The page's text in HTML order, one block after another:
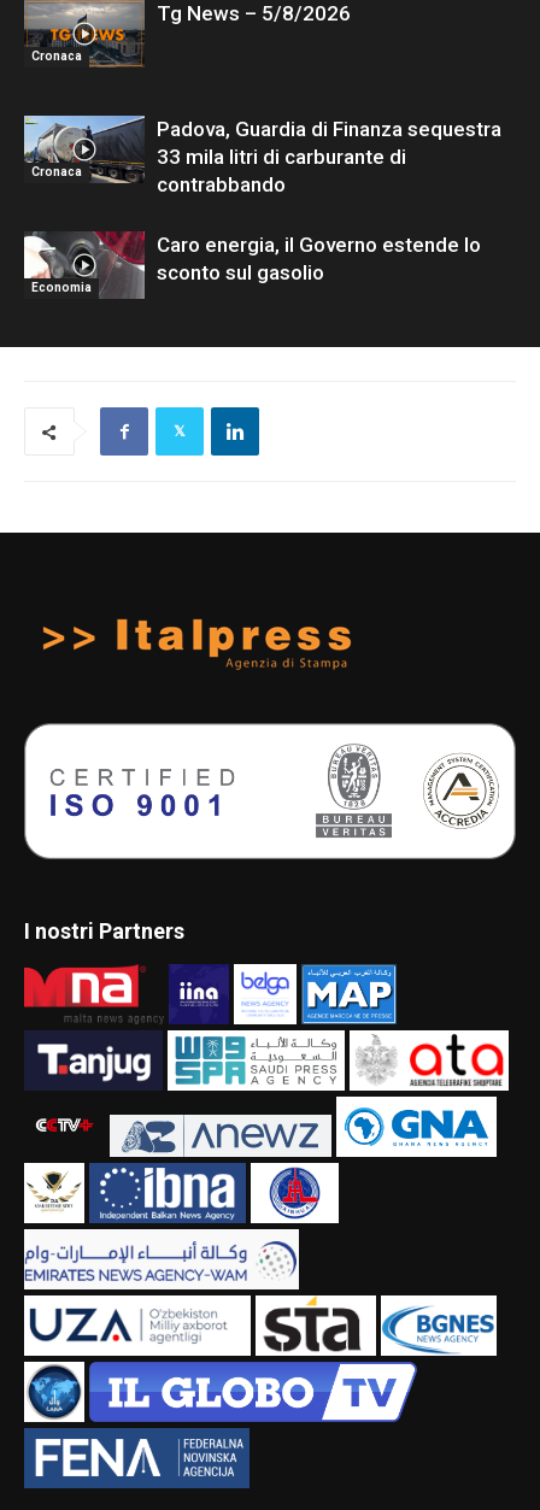
Cronaca
Tg News – 5/8/2026
Cronaca
Padova, Guardia di Finanza sequestra
33 mila litri di carburante di
contrabbando
Economia
Caro energia, il Governo estende lo
sconto sul gasolio
I nostri Partners